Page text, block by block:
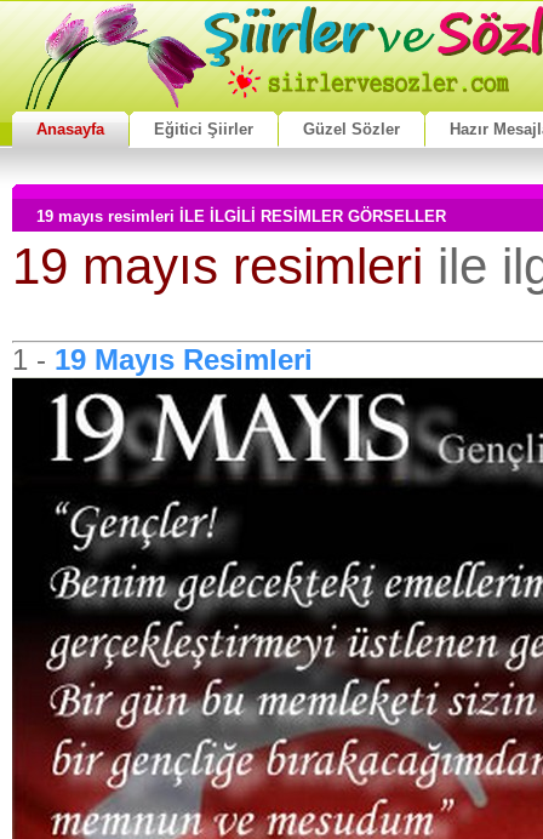
Anasayfa Eğitici Şiirler Güzel Sözler Hazır
19 mayıs resimleri İLE İLGİLİ RESİMLER GÖRSELLER
19 mayıs resimleri ile
1 - 19 Mayıs Resimleri